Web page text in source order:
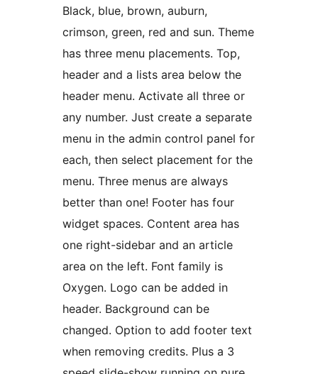
Black, blue, brown, auburn,
crimson, green, red and sun. Theme
has three menu placements. Top,
header and a lists area below the
header menu. Activate all three or
any number. Just create a separate
menu in the admin control panel for
each, then select placement for the
menu. Three menus are always
better than one! Footer has four
widget spaces. Content area has
one right-sidebar and an article
area on the left. Font family is
Oxygen. Logo can be added in
header. Background can be
changed. Option to add footer text
when removing credits. Plus a 3